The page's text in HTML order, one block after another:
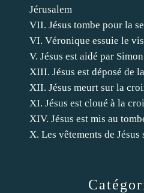
Jérusalem
VII. Jésus tombe pour la
VI. Véronique essuie le
V. Jésus est aidé par
XIII. Jésus est déposé de
XII. Jésus meurt sur la
XI. Jésus est cloué à la
XIV. Jésus est mis au
X. Les vêtements de Jésus